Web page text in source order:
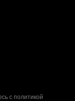
с политикой